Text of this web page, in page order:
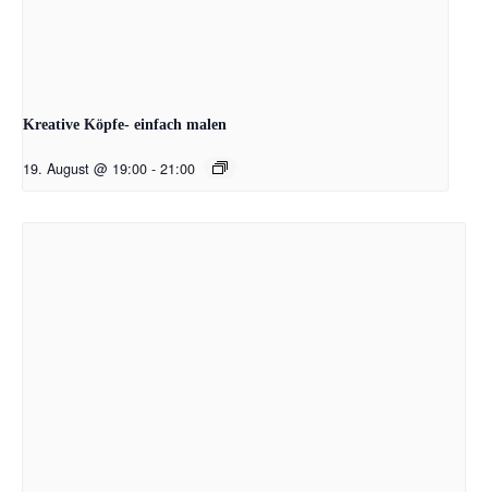
Kreative Köpfe- einfach malen
19. August @ 19:00 - 21:00